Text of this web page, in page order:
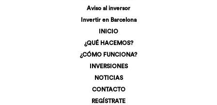
Aviso al inversor
Invertir en Barcelona
INICIO
¿QUÉ HACEMOS?
¿CÓMO FUNCIONA?
INVERSIONES
NOTICIAS
CONTACTO
REGÍSTRATE